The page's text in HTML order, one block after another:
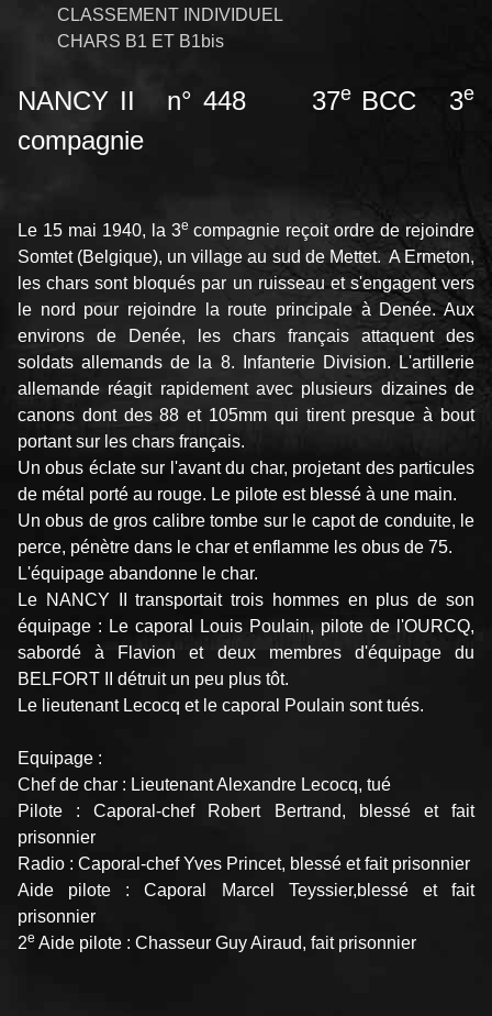
CLASSEMENT INDIVIDUEL
CHARS B1 ET B1bis
NANCY II n° 448 37eBCC 3e
compagnie
Le 15 mai 1940, la 3e compagnie reçoit ordre de rejoindre
Somtet (Belgique), un village au sud de Mettet. A Ermeton,
les chars sont bloqués par un ruisseau et s'engagent vers
le nord pour rejoindre la route principale à Denée. Aux
environs de Denée, les chars français attaquent des
soldats allemands de la 8. Infanterie Division. L'artillerie
allemande réagit rapidement avec plusieurs dizaines de
canons dont des 88 et 105mm qui tirent presque à bout
portant sur les chars français.
Un obus éclate sur l'avant du char, projetant des particules
de métal porté au rouge. Le pilote est blessé à une main.
Un obus de gros calibre tombe sur le capot de conduite, le
perce, pénètre dans le char et enflamme les obus de 75.
L'équipage abandonne le char.
Le NANCY II transportait trois hommes en plus de son
équipage : Le caporal Louis Poulain, pilote de l'OURCQ,
sabordé à Flavion et deux membres d'équipage du
BELFORT II détruit un peu plus tôt.
Le lieutenant Lecocq et le caporal Poulain sont tués.
Equipage :
Chef de char : Lieutenant Alexandre Lecocq, tué
Pilote : Caporal-chef Robert Bertrand, blessé et fait
prisonnier
Radio : Caporal-chef Yves Princet, blessé et fait prisonnier
Aide pilote : Caporal Marcel Teyssier,blessé et fait
prisonnier
2e Aide pilote : Chasseur Guy Airaud, fait prisonnier